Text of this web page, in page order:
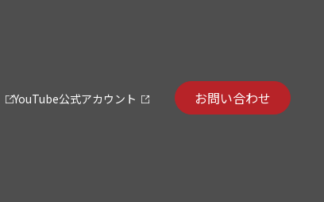
YouTube公式アカウント お問い合わせ